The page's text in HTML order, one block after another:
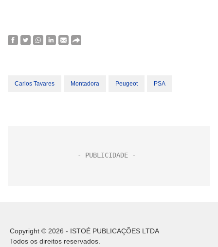
Carlos Tavares Montadora Peugeot PSA
Copyright © 2026 - ISTOÉ PUBLICAÇÕES LTDA
Todos os direitos reservados.